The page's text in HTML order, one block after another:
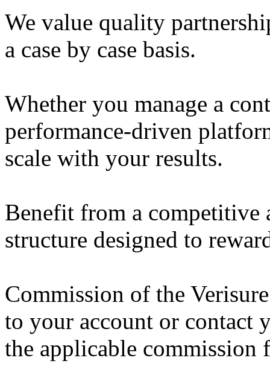
We value quality
a case by case basis.
Whether you manage a
performance-driven
scale with your results.
Benefit from a competitive
structure designed to
Commission of the
to your account or contact
the applicable commission